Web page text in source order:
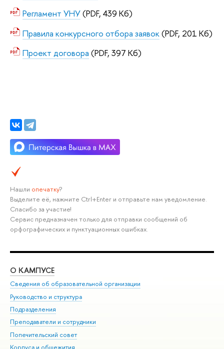
Регламент УНУ(PDF, 439 Кб)
Правила конкурсного отбора заявок(PDF, 201 Кб)
Проект договора (PDF, 397 Кб)
Нашли опечатку?
Выделите её, нажмите Ctrl+Enter и отправьте нам уведомление.
Спасибо за участие!
Сервис предназначен только для отправки сообщений об
орфографических и пунктуационных ошибках.
О КАМПУСЕ
Сведения об образовательной организации
Руководство и структура
Подразделения
Преподаватели и сотрудники
Попечительский совет
Корпуса и общежития